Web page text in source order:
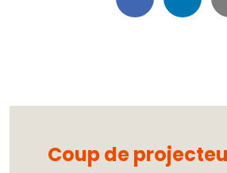
Coup de